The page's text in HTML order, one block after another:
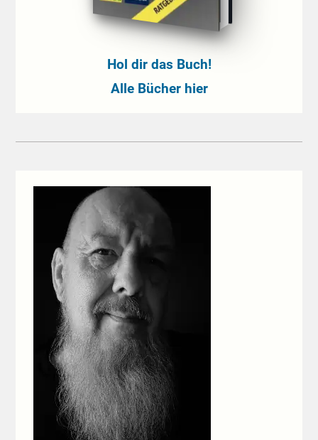
Hol dir das Buch!
Alle Bücher hier